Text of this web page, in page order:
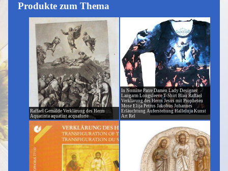
Produkte zum Thema
Raffael Gemälde Verklärung des Herrn
Aquatinta aquatint acquaforte
In Nomine Patre Damen Lady Designer
Langarm Longsleeve T-Shirt Blau Raffael
Verklärung des Herrn Jesus mit Propheten
Mose Elija Petrus Jakobus Johannes
Erläuchtung Auferstehung Halleluja Kunst
Art Rel